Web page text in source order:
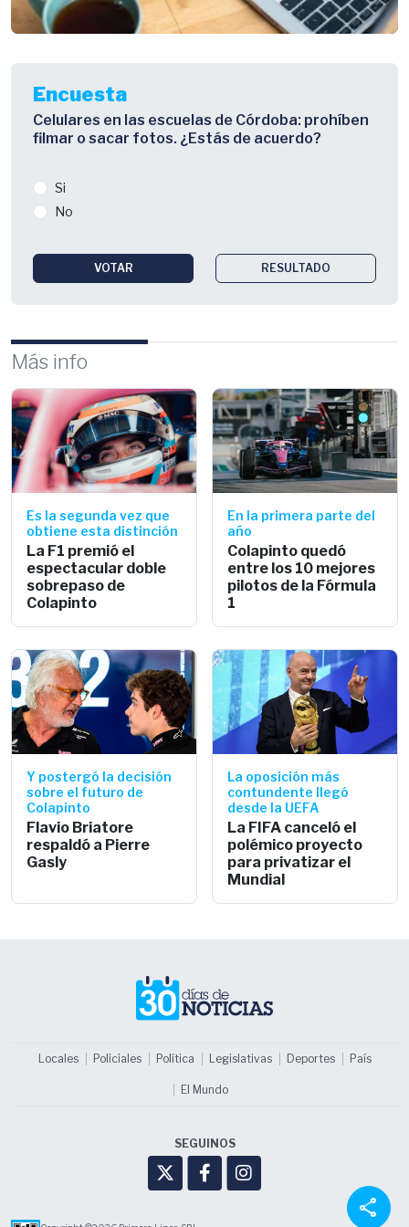
Encuesta
Celulares en las escuelas de Córdoba: prohíben
filmar o sacar fotos. ¿Estás de acuerdo?
Si
No
VOTAR RESULTADO
Más info
Es la segunda vez que
obtiene esta distinción
La F1 premió el
espectacular doble
sobrepaso de
Colapinto
En la primera parte del
año
Colapinto quedó
entre los 10 mejores
pilotos de la Fórmula
1
Y postergó la decisión
sobre el futuro de
Colapinto
Flavio Briatore
respaldó a Pierre
Gasly
La oposición más
contundente llegó
desde la UEFA
La FIFA canceló el
polémico proyecto
para privatizar el
Mundial
share
Locales Policiales Política Legislativas Deportes País
El Mundo
SEGUINOS